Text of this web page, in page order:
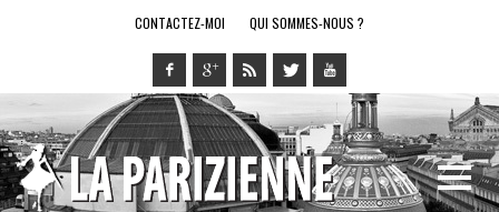
CONTACTEZ-MOI QUI SOMMES-NOUS ?